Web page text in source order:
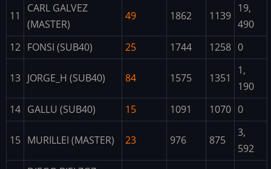
11
CARL GALVEZ
(MASTER)
49 1862 1139
19,
490
12 FONSI (SUB40) 25 1744 1258 0
13 JORGE_H (SUB40) 84 1575 1351
1,
190
14 GALLU (SUB40) 15 1091 1070 0
15 MURILLEI (MASTER) 23 976 875
3,
592